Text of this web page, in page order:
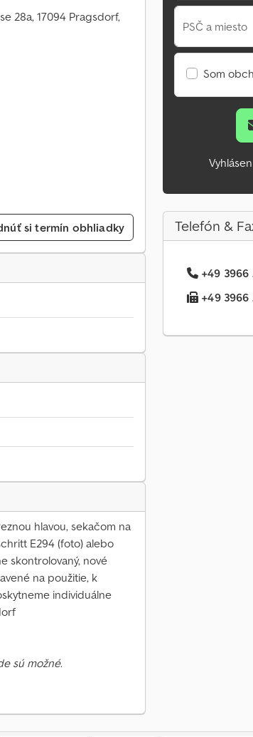
28a, 17094 Pragsdorf,
si termín obhliadky
hlavou, sekačom na
E294 (foto) alebo
skontrolovaný, nové
na použitie, k
individuálne
sú možné.
PSČ a miesto
Som
Telefón &
+49 3966
+49 3966